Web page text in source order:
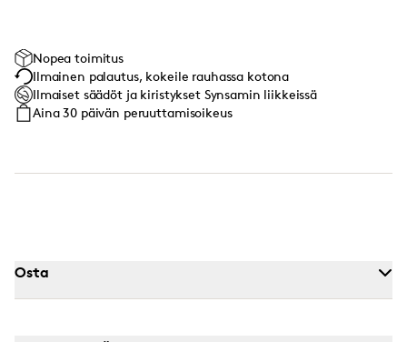
Nopea toimitus
Ilmainen palautus, kokeile rauhassa kotona
Ilmaiset säädöt ja kiristykset Synsamin liikkeissä
Aina 30 päivän peruuttamisoikeus
Osta